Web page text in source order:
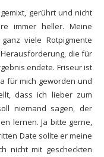
gerührt und nicht
immer heller. Meine
viele Rotpigmente
die für
endete. Friseur ist
für mich geworden und
dass ich lieber zum
niemand sagen, der
lernen. Ja bitte gerne,
Date sollte er meine
nicht mit gescheckten